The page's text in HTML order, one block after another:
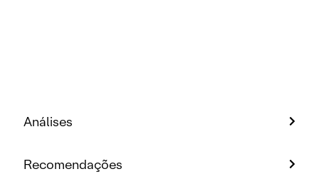
Análises
Recomendações